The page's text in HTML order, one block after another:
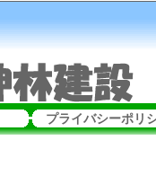
プライバシーポリ